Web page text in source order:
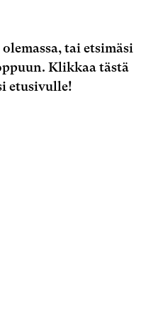
tai etsimäsi
Klikkaa tästä
etusivulle!